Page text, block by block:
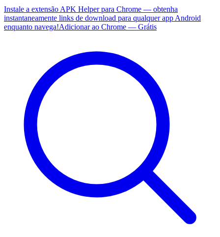
Instale a extensão APK Helper para Chrome — obtenha
instantaneamente links de download para qualquer app Android
enquanto navega!Adicionar ao Chrome — Grátis